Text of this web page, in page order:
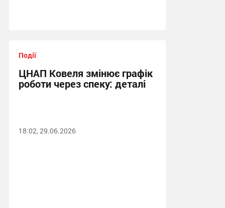
Події
ЦНАП Ковеля змінює графік
роботи через спеку: деталі
18:02, 29.06.2026